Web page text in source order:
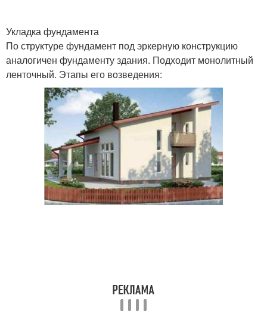
Крыша без стоек Крыша с переломом
Плоская крыша
Укладка фундамента
По структуре фундамент под эркерную конструкцию
аналогичен фундаменту здания. Подходит монолитный
ленточный. Этапы его возведения: